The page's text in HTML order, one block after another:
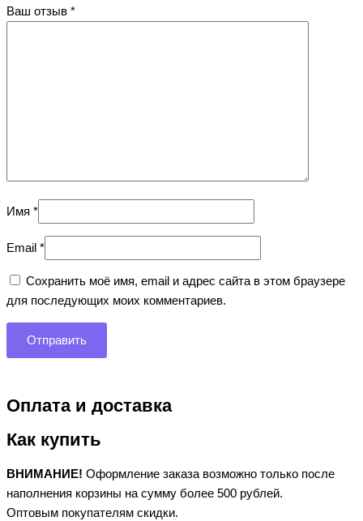
Ваш отзыв *
Имя *
Email *
Сохранить моё имя, email и адрес сайта в этом браузере
для последующих моих комментариев.
Оплата и доставка
Как купить
ВНИМАНИЕ! Оформление заказа возможно только после
наполнения корзины на сумму более 500 рублей.
Оптовым покупателям скидки.